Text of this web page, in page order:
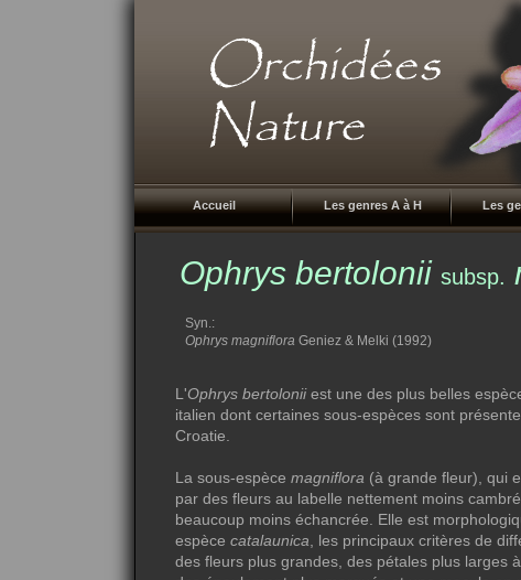
Accueil Les genres A à H Les
Ophrys bertolonii subsp.
Syn.:
Ophrys magniflora Geniez & Melki (1992)
L'Ophrys bertoloniiest une des plus belles
italien dont certaines sous-espèces sont
Croatie.
La sous-espèce magniflora (à grande fleur), qui
par des fleurs au labelle nettement moins
beaucoup moins échancrée. Elle est
espèce catalaunica , les principaux critères de
des fleurs plus grandes, des pétales plus larges